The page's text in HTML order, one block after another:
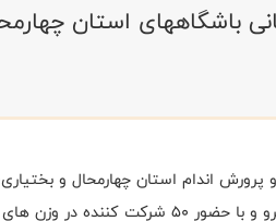
باشگاههای استان
اندام استان چهارمحال و
مختلف، برگزار گردید.